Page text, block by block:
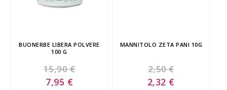
BUONERBE LIBERA POLVERE
100 G
15,90 €
Special
Price
7,95 €
MANNITOLO ZETA PANI 10G
2,50 €
Special
Price
2,32 €